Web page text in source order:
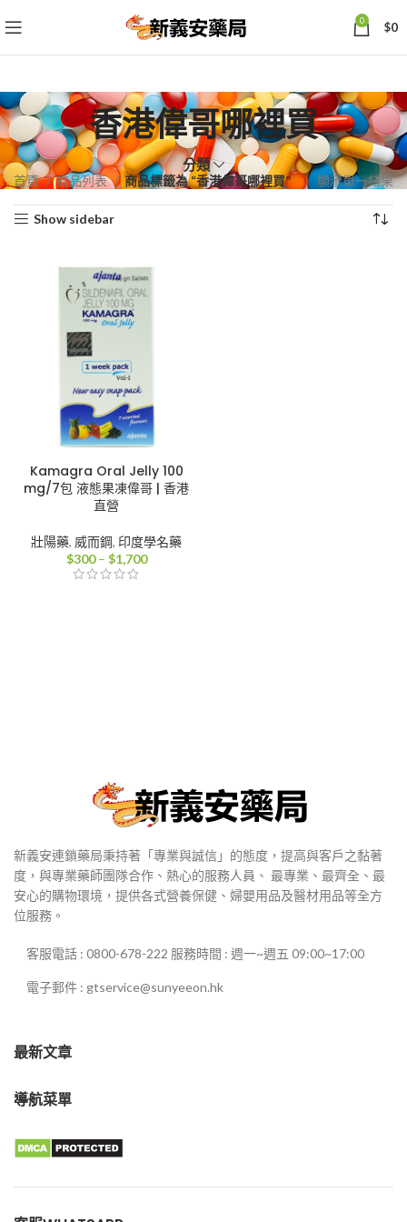
0 $0
香港偉哥哪裡買
分類
首頁 商品列表 商品標籤為 “香港偉哥哪裡買” 顯示單一結果
Show sidebar
Kamagra Oral Jelly 100
mg/7包 液態果凍偉哥 | 香港
直營
壯陽藥, 威而鋼, 印度學名藥
$300 – $1,700價
新義安連鎖藥局秉持著「專業與誠信」的態度，提高與客戶之黏著
度，與專業藥師團隊合作、熱心的服務人員、 最專業、最齊全、最
安心的購物環境，提供各式營養保健、婦嬰用品及醫材用品等全方
位服務。
客服電話 : 0800-678-222 服務時間 : 週一~週五 09:00~17:00
電子郵件 : gtservice@sunyeeon.hk
最新文章
導航菜單